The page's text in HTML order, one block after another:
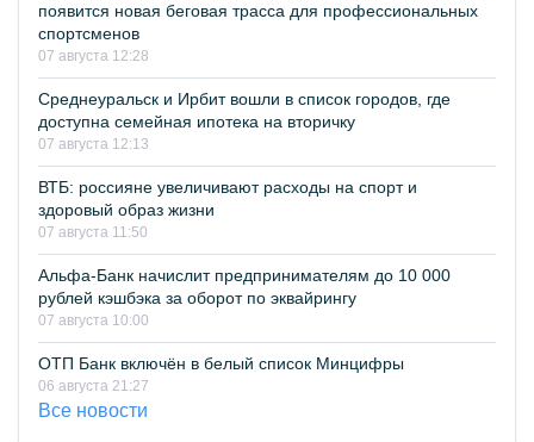
появится новая беговая трасса для профессиональных
спортсменов
07 августа 12:28
Среднеуральск и Ирбит вошли в список городов, где
доступна семейная ипотека на вторичку
07 августа 12:13
ВТБ: россияне увеличивают расходы на спорт и
здоровый образ жизни
07 августа 11:50
Альфа-Банк начислит предпринимателям до 10 000
рублей кэшбэка за оборот по эквайрингу
07 августа 10:00
ОТП Банк включён в белый список Минцифры
06 августа 21:27
Все новости